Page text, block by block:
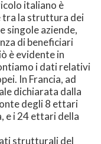
italiano è
tra la struttura dei
singole aziende,
di beneficiari
è evidente in
i dati relativi
In Francia, ad
dichiarata dalla
degli 8 ettari
e i 24 ettari della
strutturali del